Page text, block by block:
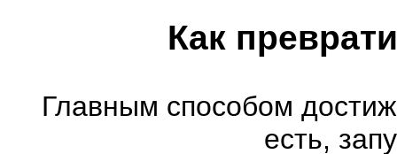
Как
Главным способом
есть,